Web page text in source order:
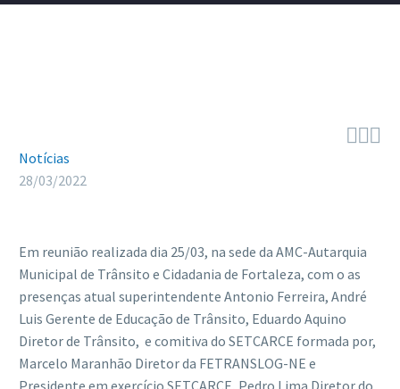

Notícias
28/03/2022
Em reunião realizada dia 25/03, na sede da AMC-Autarquia
Municipal de Trânsito e Cidadania de Fortaleza, com o as
presenças atual superintendente Antonio Ferreira, André
Luis Gerente de Educação de Trânsito, Eduardo Aquino
Diretor de Trânsito, e comitiva do SETCARCE formada por,
Marcelo Maranhão Diretor da FETRANSLOG-NE e
Presidente em exercício SETCARCE, Pedro Lima Diretor do